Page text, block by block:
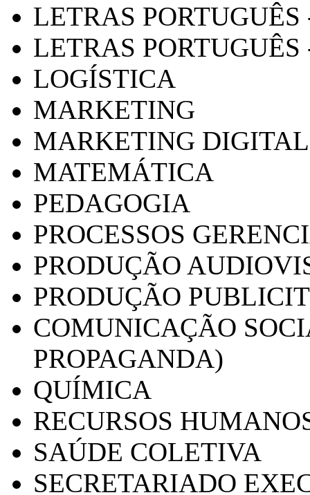
LETRAS
LETRAS PORTUGUÊS
LOGÍSTICA
MARKETING
MARKETING DIGITAL
MATEMÁTICA
PEDAGOGIA
PROCESSOS
PRODUÇÃO
PRODUÇÃO
COMUNICAÇÃO
PROPAGANDA)
QUÍMICA
RECURSOS
SAÚDE COLETIVA
SECRETARIADO